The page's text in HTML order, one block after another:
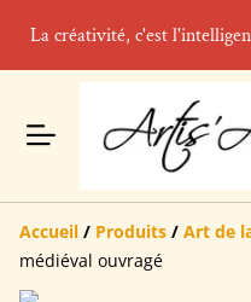
La créativité, c'est
Accueil / Produits / Art de
médiéval ouvragé